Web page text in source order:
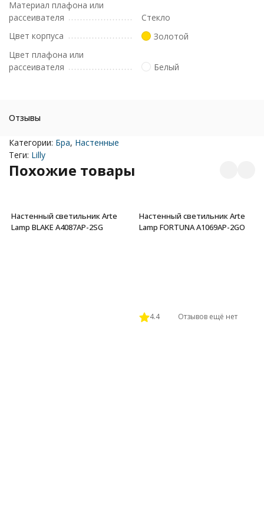
Материал плафона или
рассеивателя
Стекло
Цвет корпуса
Золотой
Цвет плафона или
рассеивателя
Белый
Отзывы
Категории: Бра, Настенные
Теги: Lilly
Похожие товары
Настенный светильник Arte
Lamp BLAKE A4087AP-2SG
Настенный светильник Arte
Lamp FORTUNA A1069AP-2GO
4.4 Отзывов ещё нет